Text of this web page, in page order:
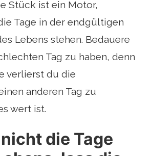
Stück ist ein Motor,
Tage in der endgültigen
Lebens stehen. Bedauere
Tag zu haben, denn
verlierst du die
anderen Tag zu
wert ist.
die Tage